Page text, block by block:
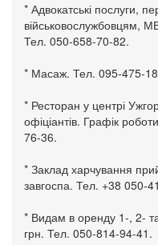
* Адвокатські послуги,
військовослужбовцям,
Тел. 050-658-70-82.
* Масаж. Тел. 095-475-
* Ресторан у центрі
офіціантів. Графік
76-36.
* Заклад харчування
завгоспа. Тел. +38 050-
* Видам в оренду 1-, 2-
грн. Тел. 050-814-94-41.